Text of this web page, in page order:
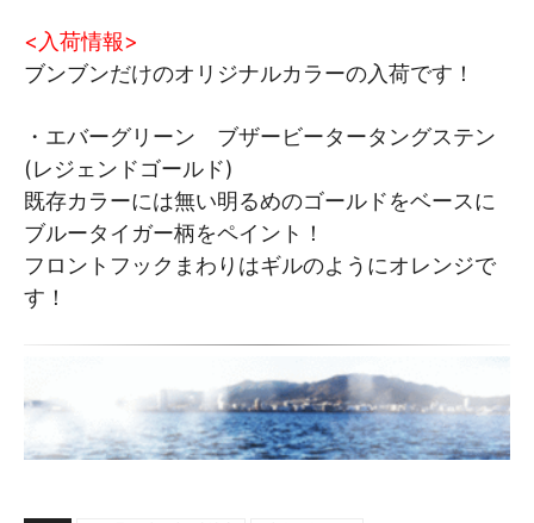
<入荷情報>
ブンブンだけのオリジナルカラーの入荷です！
・エバーグリーン ブザービータータングステン
(レジェンドゴールド)
既存カラーには無い明るめのゴールドをベースに
ブルータイガー柄をペイント！
フロントフックまわりはギルのようにオレンジで
す！